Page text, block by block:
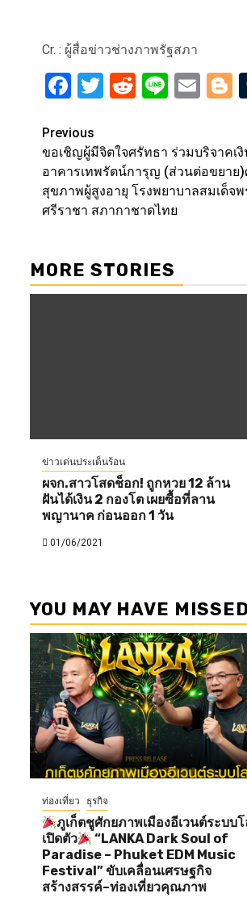
Cr. : ผู้สื่อข่าวช่างภาพรัฐสภา
Facebook
Twitter
Reddit
Line
Post
navigation
Previous
ขอเชิญผู้มีจิตใจศรัทธา ร่วมบริจาคเ
อาคารเทพรัตน์การุญ​ (ส่วนต่อขยาย
สุขภาพผู้สูงอายุ โรงพยาบาลสมเด็จ
ศรีราชา สภากาชาดไทย
MORE STORIES
ข่าวเด่นประเด็นร้อน
ผจก.สาวโสดช็อก! ถูกหวย 12 ล้าน
ฝันได้เงิน 2 กองโต เผยซื้อที่ลาน
พญานาค ก่อนออก 1 วัน
01/06/2021
YOU MAY HAVE MISSED
ท่องเที่ยว ธุรกิจ
ภูเก็ตชูศักยภาพเมืองอีเวนต์ระบบ
เปิดตัว
“LANKA Dark Soul of
Paradise – Phuket EDM Music
Festival” ขับเคลื่อนเศรษฐกิจ
สร้างสรรค์–ท่องเที่ยวคุณภาพ